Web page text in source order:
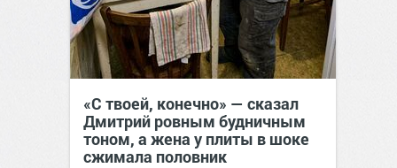
«С твоей, конечно» — сказал
Дмитрий ровным будничным
тоном, а жена у плиты в шоке
сжимала половник